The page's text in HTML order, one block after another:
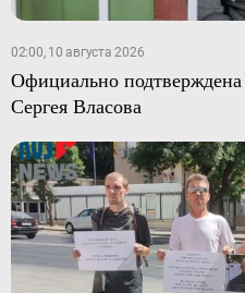
02:00, 10 августа 2026
Официально
Сергея Власова